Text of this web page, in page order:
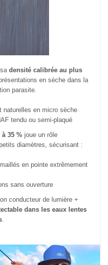
densité calibrée au plus
en sèche dans la
parasite.
naturelles en micro sèche
tendu ou semi-plaqué
35 % joue un rôle
diamètres, sécurisant :
en pointe extrêmement
sans ouverture
conducteur de lumière +
dans les eaux lentes
.